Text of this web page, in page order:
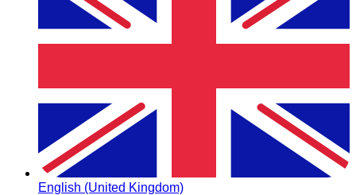
English (United Kingdom)